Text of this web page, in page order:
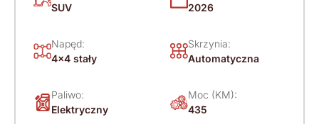
SUV
2026
Napęd:
4x4 stały
Skrzynia:
Automatyczna
Paliwo:
Elektryczny
Moc (KM):
435